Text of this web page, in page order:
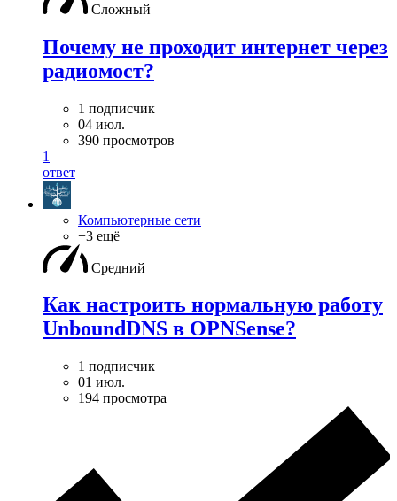
Сложный
Почему не проходит интернет через
радиомост?
1 подписчик
04 июл.
390 просмотров
1
ответ
Компьютерные сети
+3 ещё
Средний
Как настроить нормальную работу
UnboundDNS в OPNSense?
1 подписчик
01 июл.
194 просмотра